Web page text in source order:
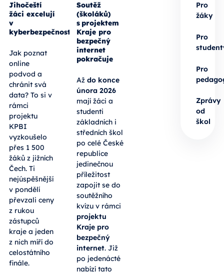
Jihočeští
žáci excelují
v
kyberbezpečnosti
Jak poznat
online
podvod a
chránit svá
data? To si v
rámci
projektu
KPBI
vyzkoušelo
přes 1 500
žáků z jižních
Čech. Ti
nejúspěšnější
v pondělí
převzali ceny
z rukou
zástupců
kraje a jeden
z nich míří do
celostátního
finále.
Soutěž
(školáků)
s projektem
Kraje pro
bezpečný
internet
pokračuje
Aždo konce
února 2026
mají žáci a
studenti
základních i
středních škol
po celé České
republice
jedinečnou
příležitost
zapojit se do
soutěžního
kvízu v rámci
projektu
Kraje pro
bezpečný
internet. Již
po jedenácté
nabízí tato
Pro
žáky
Pro
Pro
Zprávy
od
škol